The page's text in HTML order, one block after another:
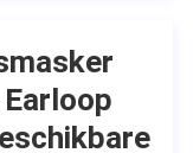
voor